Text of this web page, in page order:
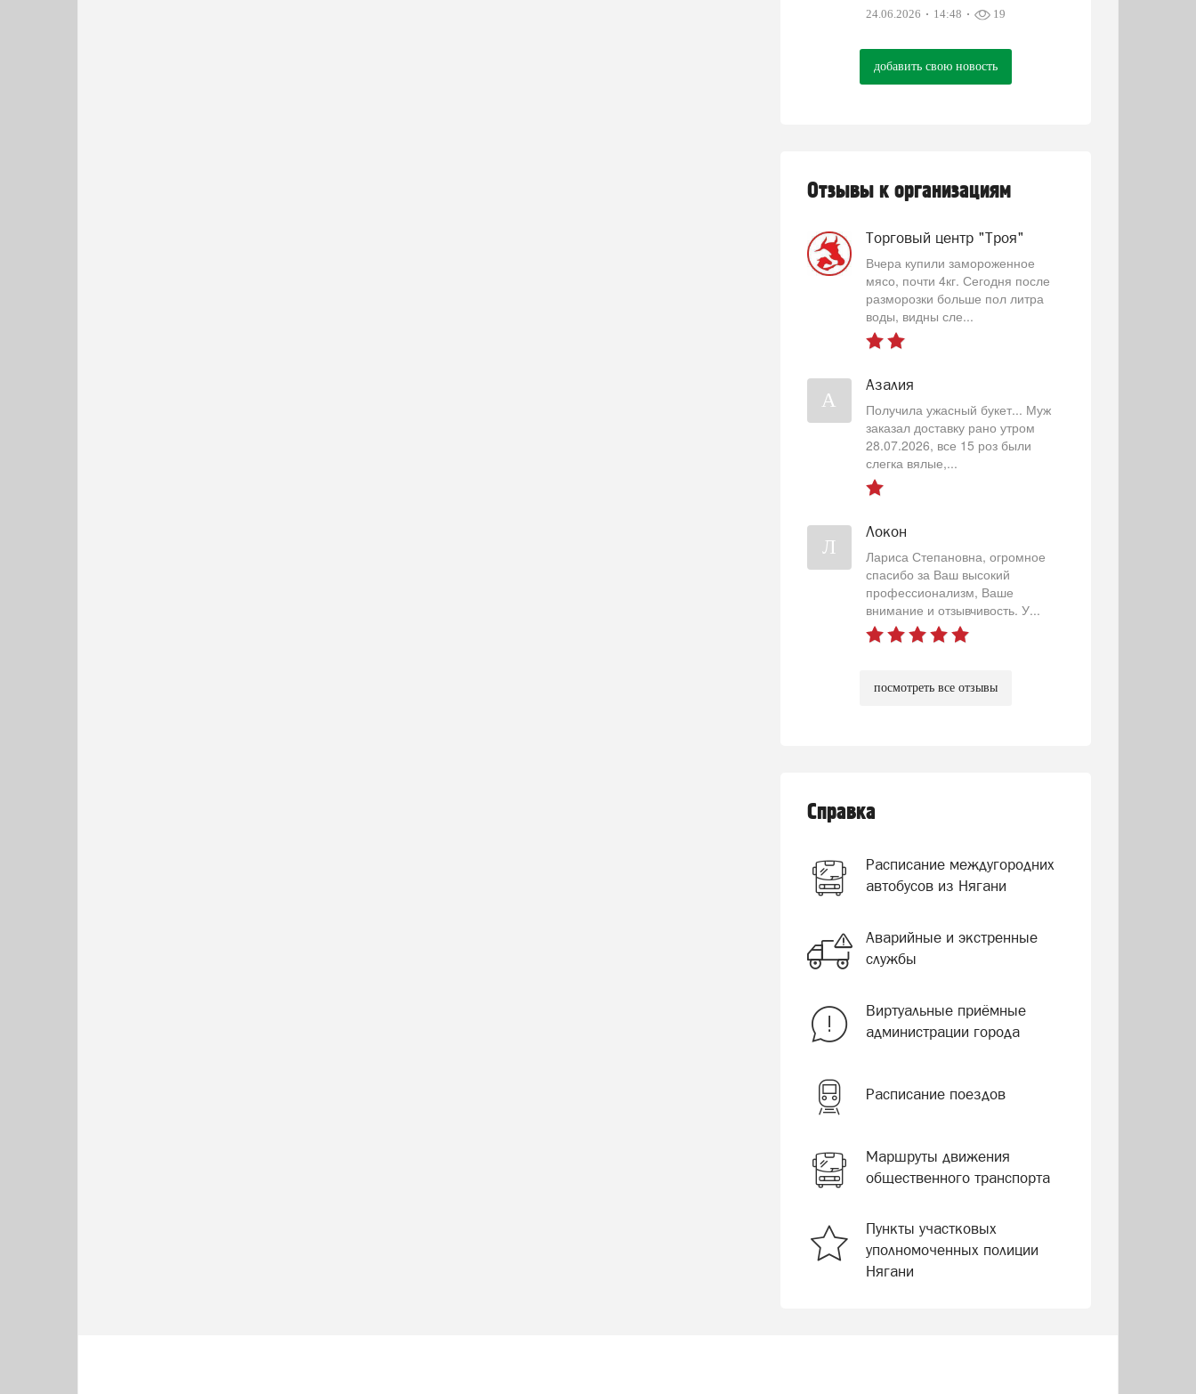
24.06.2026 14:48 19
добавить свою новость
Отзывы к организациям
Торговый центр "Троя"
Вчера купили замороженное
мясо, почти 4кг. Сегодня после
разморозки больше пол литра
воды, видны сле...
А
Азалия
Получила ужасный букет... Муж
заказал доставку рано утром
28.07.2026, все 15 роз были
слегка вялые,...
Л
Локон
Лариса Степановна, огромное
спасибо за Ваш высокий
профессионализм, Ваше
внимание и отзывчивость. У...
посмотреть все отзывы
Справка
Расписание междугородних
автобусов из Нягани
Аварийные и экстренные
службы
Виртуальные приёмные
администрации города
Расписание поездов
Маршруты движения
общественного транспорта
Пункты участковых
уполномоченных полиции
Нягани